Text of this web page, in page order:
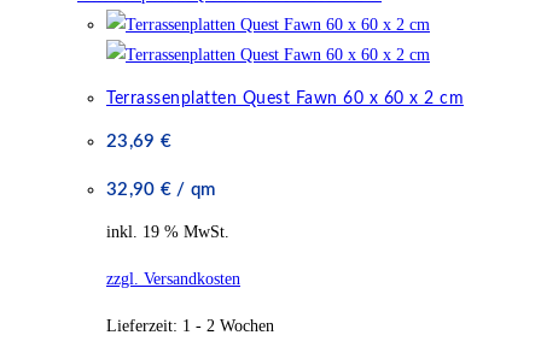
Terrassenplatten Quest Fawn 60 x 60 x 2 cm
23,69 €
32,90 € /qm
inkl. 19 % MwSt.
zzgl. Versandkosten
Lieferzeit: 1 - 2 Wochen